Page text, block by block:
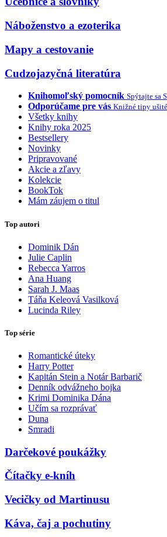
Náboženstvo a ezoterika
Mapy a cestovanie
Cudzojazyčná literatúra
Knihomoľský pomocník Spýtajte sa
Odporúčame pre vás Knižné tipy
Všetky knihy
Knihy roka 2025
Bestsellery
Novinky
Pripravované
Akcie a zľavy
Kolekcie
BookTok
Mám záujem o titul
Top autori
Dominik Dán
Julie Caplin
Rebecca Yarros
Ana Huang
Sarah J. Maas
Táňa Keleová Vasilková
Lucinda Riley
Top série
Romantické úteky
Harry Potter
Kapitán Stein a Notár Barbarič
Denník odvážneho bojka
Krimi Dominika Dána
Učím sa rozprávať
Duna
Smradi
Darčekové poukážky
Čítačky e-kníh
Vecičky od Martinusu
Káva, čaj a pochutiny